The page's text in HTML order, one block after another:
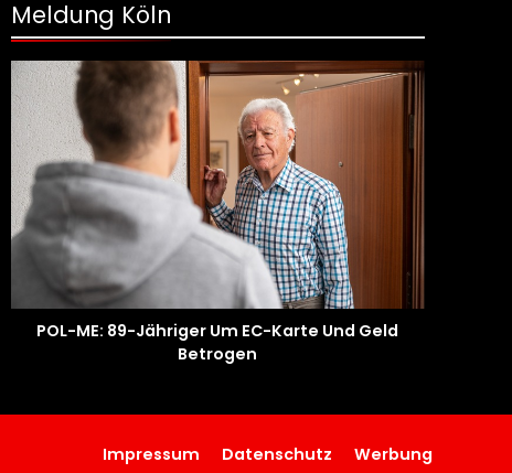
Meldung Köln
POL-ME: 89-Jähriger Um EC-Karte Und Geld
Betrogen
Impressum Datenschutz Werbung